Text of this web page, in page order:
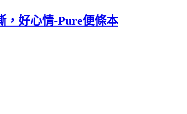
，好心情-Pure便條本